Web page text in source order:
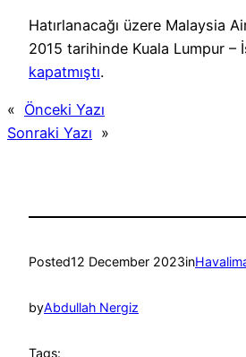
Hatırlanacağı üzere Malaysia
2015 tarihinde Kuala Lumpur –
kapatmıştı.
« Önceki Yazı
Sonraki Yazı »
Posted12 December 2023in
byAbdullah Nergiz
Tags: